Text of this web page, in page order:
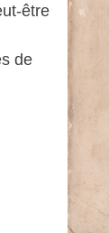
être
de